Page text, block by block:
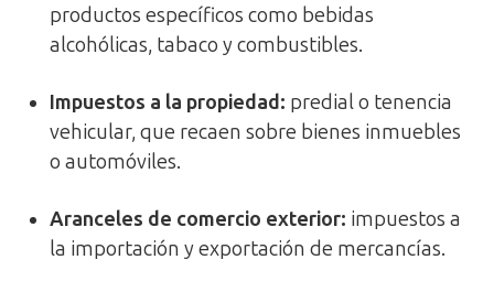
productos específicos como bebidas
alcohólicas, tabaco y combustibles.
Impuestos a la propiedad: predial o tenencia
vehicular, que recaen sobre bienes inmuebles
o automóviles.
Aranceles de comercio exterior: impuestos a
la importación y exportación de mercancías.